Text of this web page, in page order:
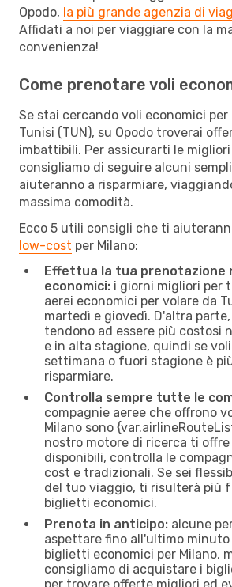
Opodo, la più grande agenzia di
Affidati a noi per viaggiare con la
convenienza!
Come prenotare voli
Se stai cercando voli economici per
Tunisi (TUN), su Opodo troverai
imbattibili. Per assicurarti le
consigliamo di seguire alcuni
aiuteranno a risparmiare,
massima comodità.
Ecco 5 utili consigli che ti
low-cost per Milano:
Effettua la tua prenotazione
economici: i giorni migliori per
aerei economici per volare da
martedì e giovedì. D'altra
tendono ad essere più costosi
e in alta stagione, quindi se
settimana o fuori stagione è
risparmiare.
Controlla sempre tutte le
compagnie aeree che offrono
Milano sono
nostro motore di ricerca ti offre
disponibili, controlla le
cost e tradizionali. Se sei
del tuo viaggio, ti risulterà più
biglietti economici.
Prenota in anticipo: alcune
aspettare fino all'ultimo
biglietti economici per Milano,
consigliamo di acquistare i